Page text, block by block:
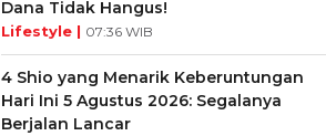
Dana Tidak Hangus!
Lifestyle | 07:36 WIB
4 Shio yang Menarik Keberuntungan
Hari Ini 5 Agustus 2026: Segalanya
Berjalan Lancar